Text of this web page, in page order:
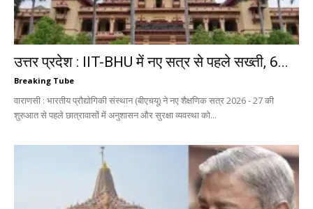
उत्तर प्रदेश : IIT-BHU में नए सत्र से पहले सख्ती, 6...
Breaking Tube
वाराणसी : भारतीय प्रौद्योगिकी संस्थान (बीएचयू) ने नए शैक्षणिक सत्र 2026 - 27 की
शुरुआत से पहले छात्रावासों में अनुशासन और सुरक्षा व्यवस्था को...